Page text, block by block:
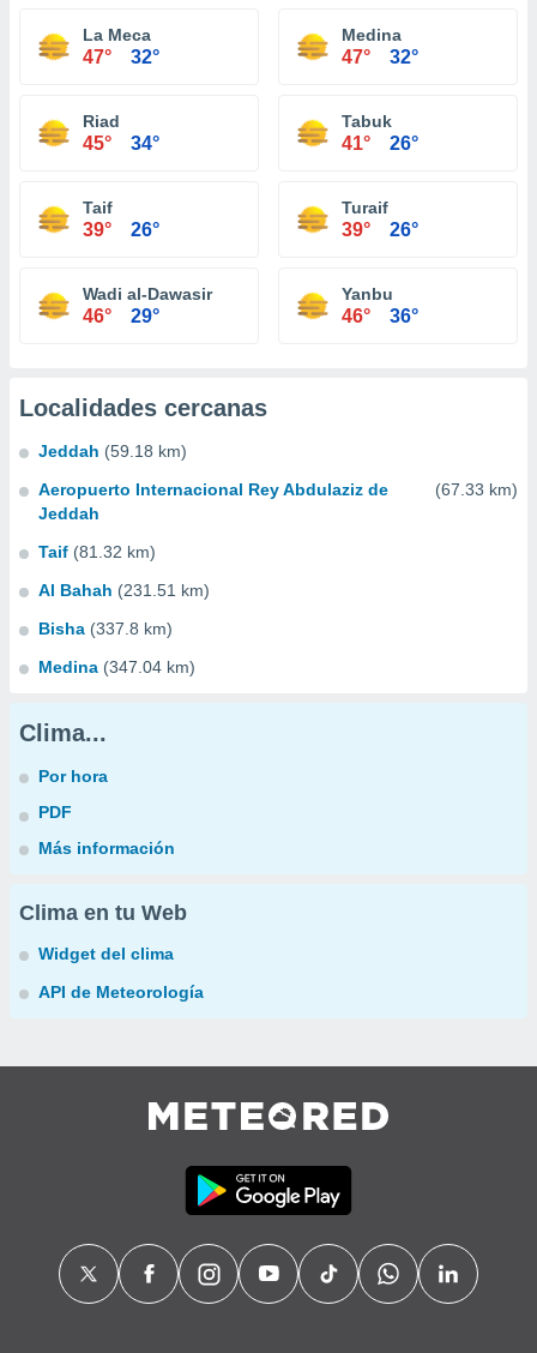
La Meca
47° 32°
Medina
47° 32°
Riad
45° 34°
Tabuk
41° 26°
Taif
39° 26°
Turaif
39° 26°
Wadi al-Dawasir
46° 29°
Yanbu
46° 36°
Localidades cercanas
Jeddah (59.18 km)
Aeropuerto Internacional Rey Abdulaziz de
Jeddah
(67.33 km)
Taif (81.32 km)
Al Bahah (231.51 km)
Bisha (337.8 km)
Medina (347.04 km)
Clima...
Por hora
PDF
Más información
Clima en tu Web
Widget del clima
API de Meteorología